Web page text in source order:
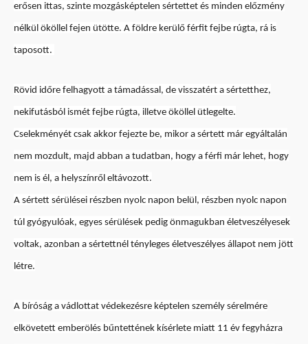
erősen ittas, szinte mozgásképtelen sértettet és minden előzmény
nélkül ököllel fejen ütötte. A földre kerülő férfit fejbe rúgta, rá is
taposott.
Rövid időre felhagyott a támadással, de visszatért a sértetthez,
nekifutásból ismét fejbe rúgta, illetve ököllel ütlegelte.
Cselekményét csak akkor fejezte be, mikor a sértett már egyáltalán
nem mozdult, majd abban a tudatban, hogy a férfi már lehet, hogy
nem is él, a helyszínről eltávozott.
A sértett sérülései részben nyolc napon belül, részben nyolc napon
túl gyógyulóak, egyes sérülések pedig önmagukban életveszélyesek
voltak, azonban a sértettnél tényleges életveszélyes állapot nem jött
létre.
A bíróság a vádlottat védekezésre képtelen személy sérelmére
elkövetett emberölés bűntettének kísérlete miatt 11 év fegyházra